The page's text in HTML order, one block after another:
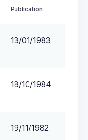
Publication
13/01/1983
18/10/1984
19/11/1982